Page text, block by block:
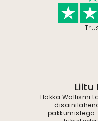
Liitu
Hakka Wallismi